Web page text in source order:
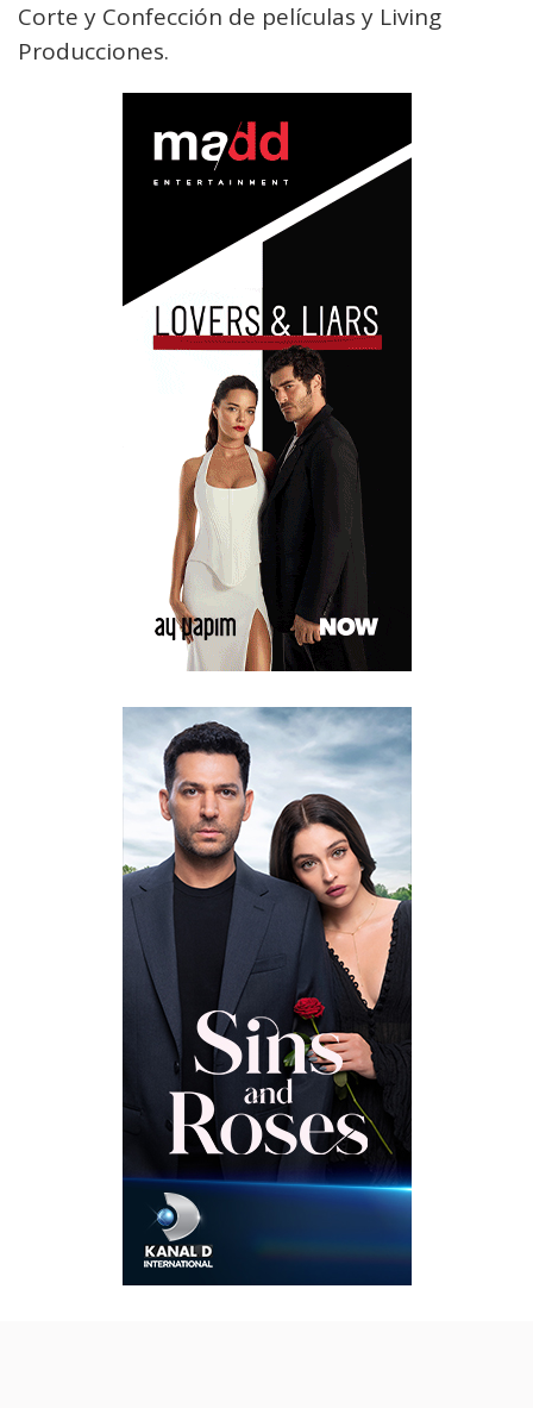
Corte y Confección de películas y Living
Producciones.